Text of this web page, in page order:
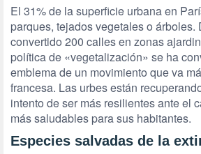
El 31% de la superficie urbana en
parques, tejados vegetales o árboles.
convertido 200 calles en zonas
política de «vegetalización» se ha
emblema de un movimiento que va
francesa. Las urbes están
intento de ser más resilientes ante el
más saludables para sus habitantes.
Especies salvadas de la